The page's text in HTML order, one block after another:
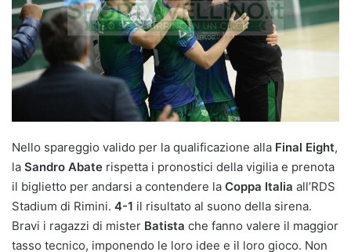
Nello spareggio valido per la qualificazione alla Final Eight,
la Sandro Abate rispetta i pronostici della vigilia e prenota
il biglietto per andarsi a contendere la Coppa Italia all’RDS
Stadium di Rimini. 4-1 il risultato al suono della sirena.
Bravi i ragazzi di mister Batista che fanno valere il maggior
tasso tecnico, imponendo le loro idee e il loro gioco. Non